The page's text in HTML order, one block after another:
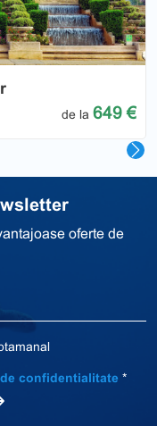
de la 649 €
oferte de
confidentialitate *